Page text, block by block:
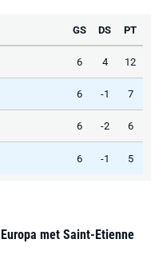
GS DS PT
6 4 12
6 -1 7
6 -2 6
6 -1 5
met Saint-Etienne